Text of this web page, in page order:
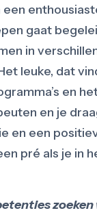
een
gaat
in
leuke, dat
en
en je
en een
pré als je
zoeken